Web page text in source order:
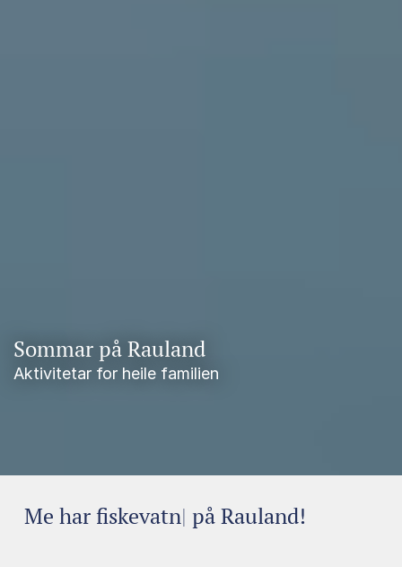
Sommar på Rauland
Aktivitetar for heile familien
Me harfiske|på Rauland!